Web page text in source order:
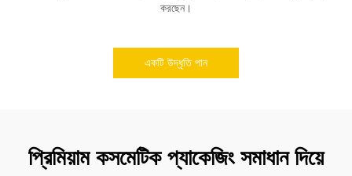
করছেন।
একটি উদ্ধৃতি পান
প্রিমিয়াম কসমেটিক প্যাকেজিং সমাধান দিয়ে